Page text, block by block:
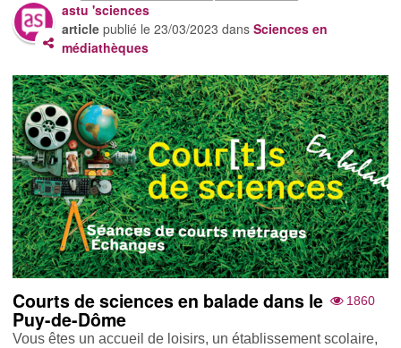
astu 'sciences
article publié le23/03/2023 dansSciences en
médiathèques
1860
Courts de sciences en balade dans le
Puy-de-Dôme
Vous êtes un accueil de loisirs, un établissement scolaire,